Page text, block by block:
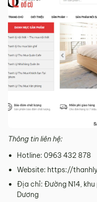
Thông tin liên hệ:
Hotline: 0963 432 878
Website: https://
Địa chỉ: Đường N14, khu
Dương